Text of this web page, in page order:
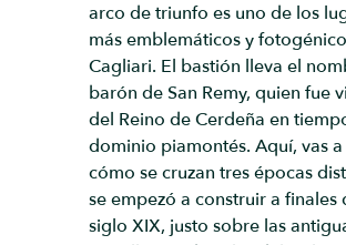
arco de triunfo es uno de los
más emblemáticos y
Cagliari. El bastión lleva el
barón de San Remy, quien fue
del Reino de Cerdeña en
dominio piamontés. Aquí, vas
cómo se cruzan tres épocas
se empezó a construir a finales
siglo XIX, justo sobre las